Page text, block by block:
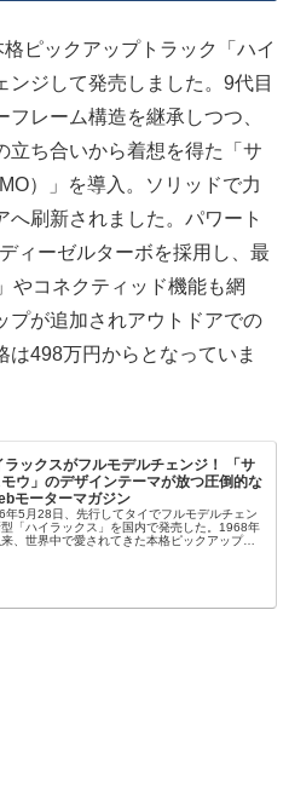
ピックアップトラック「ハイ
ンジして発売しました。9代目
レーム構造を継承しつつ、
立ち合いから着想を得た「サ
）」を導入。ソリッドで力
刷新されました。パワート
ィーゼルターボを採用し、最
やコネクティッド機能も網
プが追加されアウトドアでの
498万円からとなっていま
ラックスがフルモデルチェンジ！ 「サ
ウ」のデザインテーマが放つ圧倒的な
モーターマガジン
年5月28日、先行してタイでフルモデルチェン
「ハイラックス」を国内で発売した。1968年
、世界中で愛されてきた本格ピックアップト